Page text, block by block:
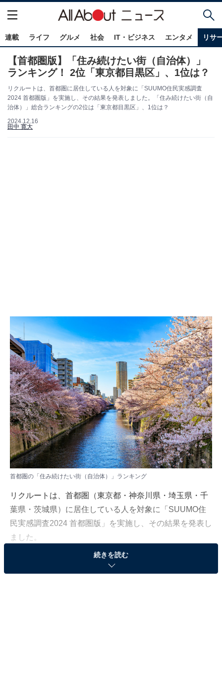
連載 ライフ グルメ 社会 IT・ビジネス エンタメ リサ
【首都圏版】「住み続けたい街（自治体）」
ランキング！ 2位「東京都目黒区」、1位は？
リクルートは、首都圏に居住している人を対象に「SUUMO住民実感調査
2024 首都圏版」を実施し、その結果を発表しました。「住み続けたい街（自
治体）」総合ランキングの2位は「東京都目黒区」、1位は？
2024.12.16
田中 寛大
首都圏の「住み続けたい街（自治体）」ランキング
リクルートは、首都圏（東京都・神奈川県・埼玉県・千
葉県・茨城県）に居住している人を対象に「SUUMO住
民実感調査2024 首都圏版」を実施し、その結果を発表し
ました。
本記事では、「住み続けたい街（自治体）」の総合ラン
続きを読む